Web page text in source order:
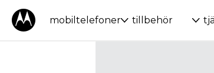
mobiltelefoner tillbehör